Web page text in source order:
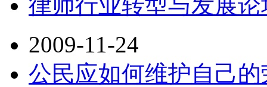
2009-11-24
公民应如何维护自己